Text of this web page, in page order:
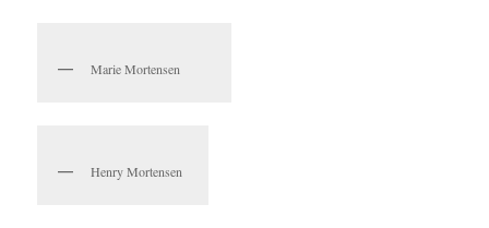
Marie Mortensen
Henry Mortensen